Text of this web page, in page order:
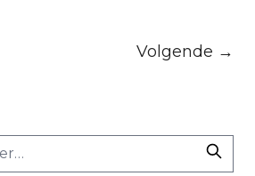
Volgende →